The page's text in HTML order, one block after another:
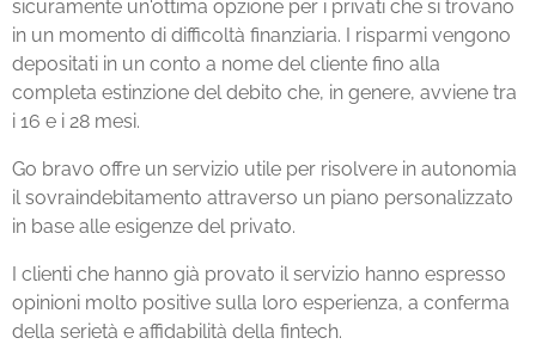
sicuramente un'ottima opzione per i privati che si trovano
in un momento di difficoltà finanziaria. I risparmi vengono
depositati in un conto a nome del cliente fino alla
completa estinzione del debito che, in genere, avviene tra
i 16 e i 28 mesi.
Go bravo offre un servizio utile per risolvere in autonomia
il sovraindebitamento attraverso un piano personalizzato
in base alle esigenze del privato.
I clienti che hanno già provato il servizio hanno espresso
opinioni molto positive sulla loro esperienza, a conferma
della serietà e affidabilità della fintech.